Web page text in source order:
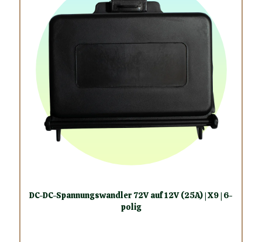
DC-DC-Spannungswandler 72V auf 12V (25A) | X9 | 6-
polig